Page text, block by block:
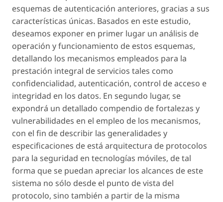
esquemas de autenticación anteriores, gracias a sus
características únicas. Basados en este estudio,
deseamos exponer en primer lugar un análisis de
operación y funcionamiento de estos esquemas,
detallando los mecanismos empleados para la
prestación integral de servicios tales como
confidencialidad, autenticación, control de acceso e
integridad en los datos. En segundo lugar, se
expondrá un detallado compendio de fortalezas y
vulnerabilidades en el empleo de los mecanismos,
con el fin de describir las generalidades y
especificaciones de está arquitectura de protocolos
para la seguridad en tecnologías móviles, de tal
forma que se puedan apreciar los alcances de este
sistema no sólo desde el punto de vista del
protocolo, sino también a partir de la misma